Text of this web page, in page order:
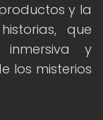
y la
que
inmersiva y
los misterios